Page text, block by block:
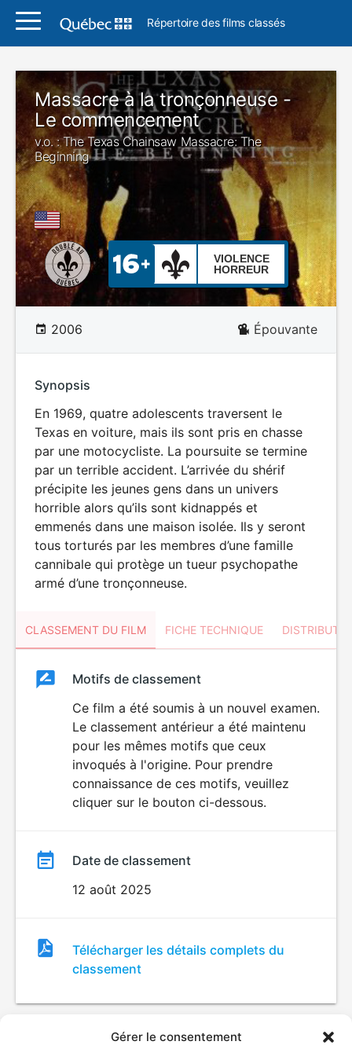
Gérer le consentement
Répertoire des films classés
Massacre à la tronçonneuse -
Le commencement
v.o. : The Texas Chainsaw Massacre: The
Beginning
VIOLENCE
HORREUR
2006 Épouvante
Synopsis
En 1969, quatre adolescents traversent le
Texas en voiture, mais ils sont pris en chasse
par une motocycliste. La poursuite se termine
par un terrible accident. L’arrivée du shérif
précipite les jeunes gens dans un univers
horrible alors qu’ils sont kidnappés et
emmenés dans une maison isolée. Ils y seront
tous torturés par les membres d’une famille
cannibale qui protège un tueur psychopathe
armé d’une tronçonneuse.
CLASSEMENT DU FILM FICHE TECHNIQUE
ClassementClassement
VIOLENCE
HORREUR
Motifs de classement
Ce film a été soumis à un nouvel examen.
Le classement antérieur a été maintenu
pour les mêmes motifs que ceux
invoqués à l'origine. Pour prendre
connaissance de ces motifs, veuillez
cliquer sur le bouton ci-dessous.
Date de classement
12 août 2025
Fichier
de
classement
Télécharger les détails complets du
classement